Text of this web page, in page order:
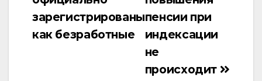
пенсии при
индексации
не
происходит
зарегистрированы
как безработные